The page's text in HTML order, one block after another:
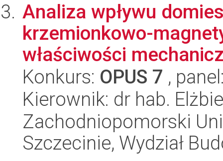
Analiza wpływu
krzemionkowo-
właściwości
Konkurs: OPUS 7 ,
Kierownik: dr hab.
Zachodniopomorski
Szczecinie, Wydział